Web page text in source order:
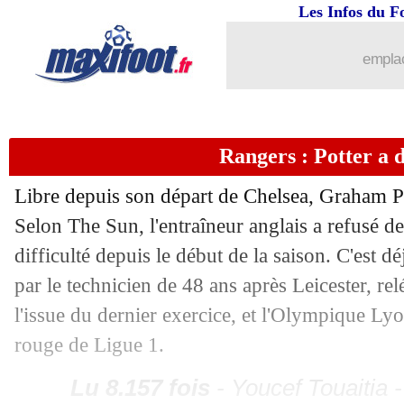
Les Infos du
Rangers : Potter a
Libre depuis son départ de Chelsea, Graham
Selon The Sun, l'entraîneur anglais a refusé
difficulté depuis le début de la saison. C'est
par le technicien de 48 ans après Leicester,
l'issue du dernier exercice, et l'Olympique
rouge de Ligue 1.
: les concurrents de
14/09 The Best: les 5 gardiens nommés
: Zlatan salue Verratti... à sa
14/09 Juve: Partey pour remplacer Pogba ?
14/09 Real: Tebas tacle encore Pérez
14/09 PSG: Draxler va finalement partir au